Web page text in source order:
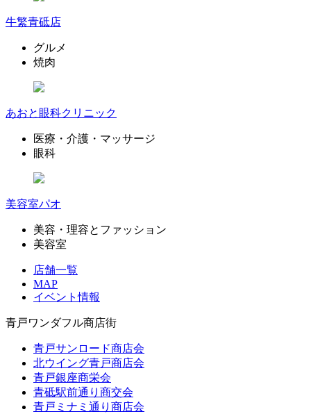
牛繁青砥店
グルメ
焼肉
あおと眼科クリニック
医療・介護・マッサージ
眼科
美容室パオ
美容・理容とファッション
美容室
店舗一覧
MAP
イベント情報
青戸ワンダフル商店街
青戸サンロード商店会
北ウイング青戸商店会
青戸銀座商栄会
青砥駅前通り商交会
青戸ミナミ通り商店会